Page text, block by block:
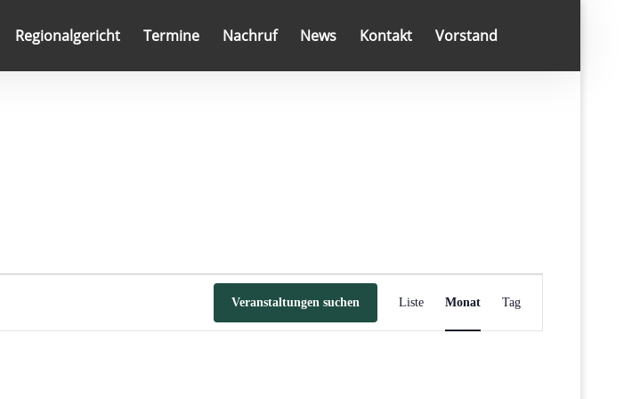
Regionalgericht Termine Nachruf News Kontakt Vorstand
Veranstaltungen suchen
Veranstaltung
Ansichten-
Navigation
Liste Monat Tag